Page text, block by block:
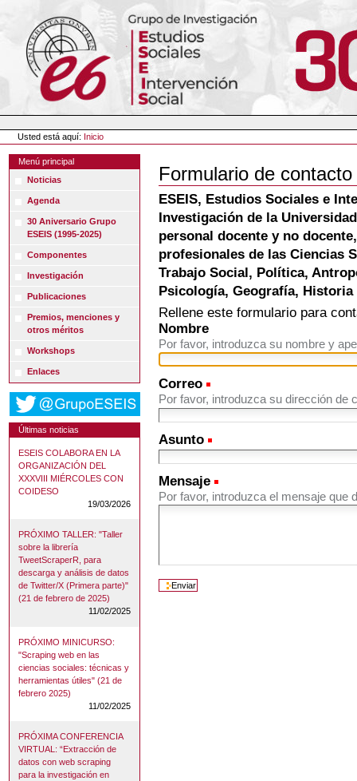
contenido.
navegación
Herramientas
Personales
Usted está aquí: Inicio
Menú principal
Noticias
Agenda
30 Aniversario Grupo
ESEIS (1995-2025)
Componentes
Investigación
Publicaciones
Premios, menciones y
otros méritos
Workshops
Enlaces
Últimas noticias
ESEIS COLABORA EN LA
ORGANIZACIÓN DEL
XXXVIII MIÉRCOLES CON
COIDESO
19/03/2026
PRÓXIMO TALLER: "Taller
sobre la librería
TweetScraperR, para
descarga y análisis de datos
de Twitter/X (Primera parte)"
(21 de febrero de 2025)
11/02/2025
PRÓXIMO MINICURSO:
"Scraping web en las
ciencias sociales: técnicas y
herramientas útiles" (21 de
febrero 2025)
11/02/2025
PRÓXIMA CONFERENCIA
VIRTUAL: “Extracción de
datos con web scraping
para la investigación en
Formulario de contacto
ESEIS, Estudios Sociales e
Investigación de la
personal docente y no
profesionales de las Ciencias
Trabajo Social, Política,
Psicología, Geografía, Historia
Rellene este formulario para
Nombre
Por favor, introduzca su nombre y
Correo
Por favor, introduzca su dirección de
Asunto
Mensaje
Por favor, introduzca el mensaje que